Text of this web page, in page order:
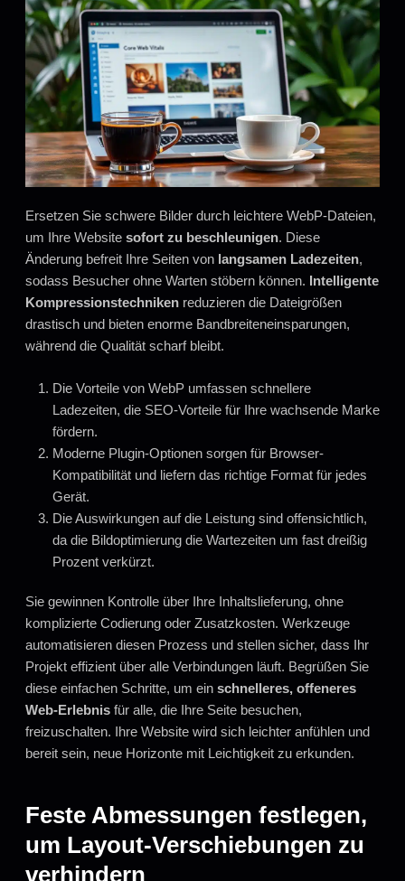
Ersetzen Sie schwere Bilder durch leichtere WebP-Dateien,
um Ihre Website sofort zu beschleunigen. Diese
Änderung befreit Ihre Seiten von langsamen Ladezeiten,
sodass Besucher ohne Warten stöbern können. Intelligente
Kompressionstechniken reduzieren die Dateigrößen
drastisch und bieten enorme Bandbreiteneinsparungen,
während die Qualität scharf bleibt.
Die Vorteile von WebP umfassen schnellere
Ladezeiten, die SEO-Vorteile für Ihre wachsende Marke
fördern.
Moderne Plugin-Optionen sorgen für Browser-
Kompatibilität und liefern das richtige Format für jedes
Gerät.
Die Auswirkungen auf die Leistung sind offensichtlich,
da die Bildoptimierung die Wartezeiten um fast dreißig
Prozent verkürzt.
Sie gewinnen Kontrolle über Ihre Inhaltslieferung, ohne
komplizierte Codierung oder Zusatzkosten. Werkzeuge
automatisieren diesen Prozess und stellen sicher, dass Ihr
Projekt effizient über alle Verbindungen läuft. Begrüßen Sie
diese einfachen Schritte, um ein schnelleres, offeneres
Web-Erlebnis für alle, die Ihre Seite besuchen,
freizuschalten. Ihre Website wird sich leichter anfühlen und
bereit sein, neue Horizonte mit Leichtigkeit zu erkunden.
Feste Abmessungen festlegen,
um Layout-Verschiebungen zu
verhindern